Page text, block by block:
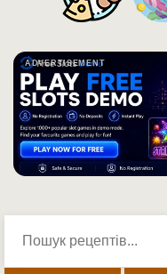
ADVERTISEMENT